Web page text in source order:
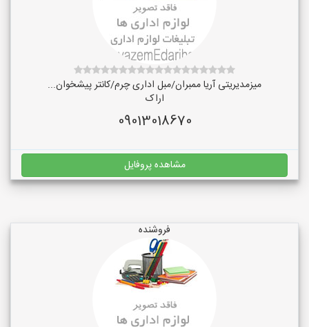
میزمدیریتی آریا ممبران/مبل اداری چرم/کانتر پیشخوان...
اراک
09013018670
مشاهده پروفایل
فروشنده